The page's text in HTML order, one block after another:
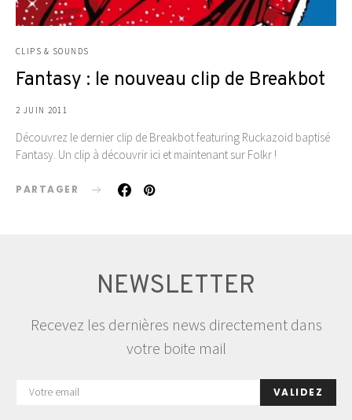
CLIPS & SOUNDS
Fantasy : le nouveau clip de Breakbot
2 JUIN 2011
Découvrez le dernier clip de Breakbot featuring Ruckazoid baptisé
Fantasy. Un clip à découvrir ici et maintenant sur Folkr !
PARTAGER
NEWSLETTER
Recevez les dernières news directement dans
votre boite mail
VALIDEZ